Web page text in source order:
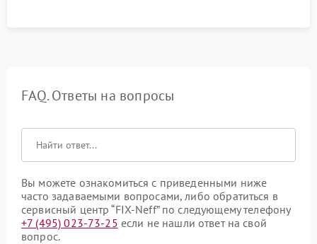
FAQ. Ответы на вопросы
Вы можете ознакомиться с приведенными ниже
часто задаваемыми вопросами, либо обратиться в
сервисный центр “FIX-Neff” по следующему телефону
+7 (495) 023-73-25 если не нашли ответ на свой
вопрос.